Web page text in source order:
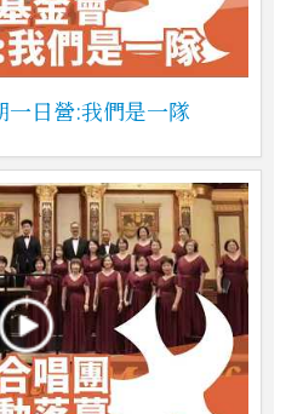
一日營:我們是一隊